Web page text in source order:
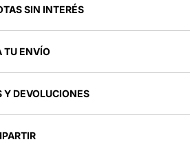
SIN INTERÉS
TU ENVÍO
Y DEVOLUCIONES